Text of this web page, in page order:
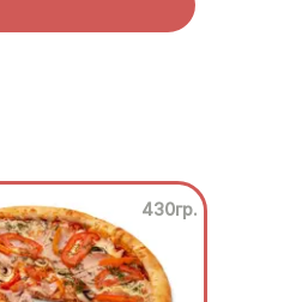
430гр.